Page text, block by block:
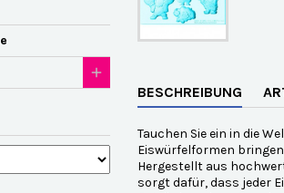
BESCHREIBUNG
Tauchen Sie ein in die
Eiswürfelformen
Hergestellt aus
sorgt dafür, dass jeder